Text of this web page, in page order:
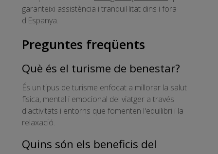
garanteixi assistència i tranquil·litat dins i fora
d'Espanya.
Preguntes freqüents
Què és el turisme de benestar?
És un tipus de turisme enfocat a millorar la salut
física, mental i emocional del viatger a través
d'activitats i entorns que fomenten l'equilibri i la
relaxació.
Quins són els beneficis del